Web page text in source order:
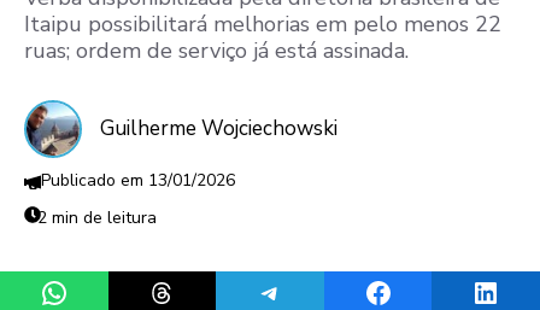
Itaipu possibilitará melhorias em pelo menos 22
ruas; ordem de serviço já está assinada.
Guilherme Wojciechowski
13/01/2026
2 min de leitura
Share on WhatsAppShare on ThreadsShare on TelegramShare on Facebook